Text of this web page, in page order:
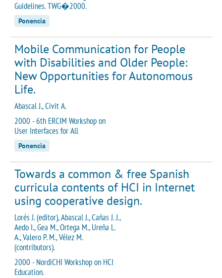
Guidelines. TWG�2000.
Ponencia
Mobile Communication for People
with Disabilities and Older People:
New Opportunities for Autonomous
Life.
Abascal J., Civit A.
2000 - 6th ERCIM Workshop on
User Interfaces for All
Ponencia
Towards a common & free Spanish
curricula contents of HCI in Internet
using cooperative design.
Lorés J. (editor), Abascal J., Cañas J. J.,
Aedo I., Gea M., Ortega M., Ureña L.
A., Valero P. M., Vélez M.
(contributors).
2000 - NordiCHI Workshop on HCI
Education.